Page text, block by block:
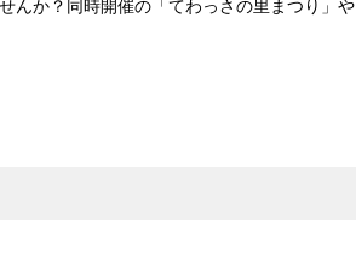
んか？同時開催の「てわっさの里まつり」や